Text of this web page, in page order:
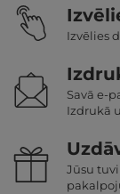
Izvēlies
Savā e-
Izdrukā
Jūsu